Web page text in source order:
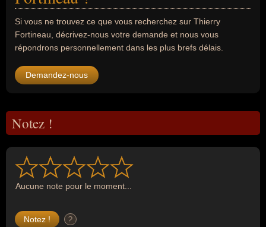
Si vous ne trouvez ce que vous recherchez sur Thierry
Fortineau, décrivez-nous votre demande et nous vous
répondrons personnellement dans les plus brefs délais.
Demandez-nous
Notez !
Aucune note pour le moment...
?